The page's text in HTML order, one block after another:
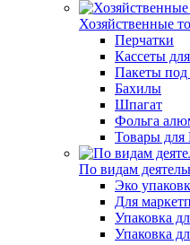
Хозяйственные
Перчатки
Кассеты
Пакеты
Бахилы
Шпагат
Фольга
Товары для
По видам
Эко
Для
Упаковка
Упаковка